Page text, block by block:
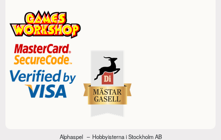
Alphaspel Hobbyisterna i Stockholm AB